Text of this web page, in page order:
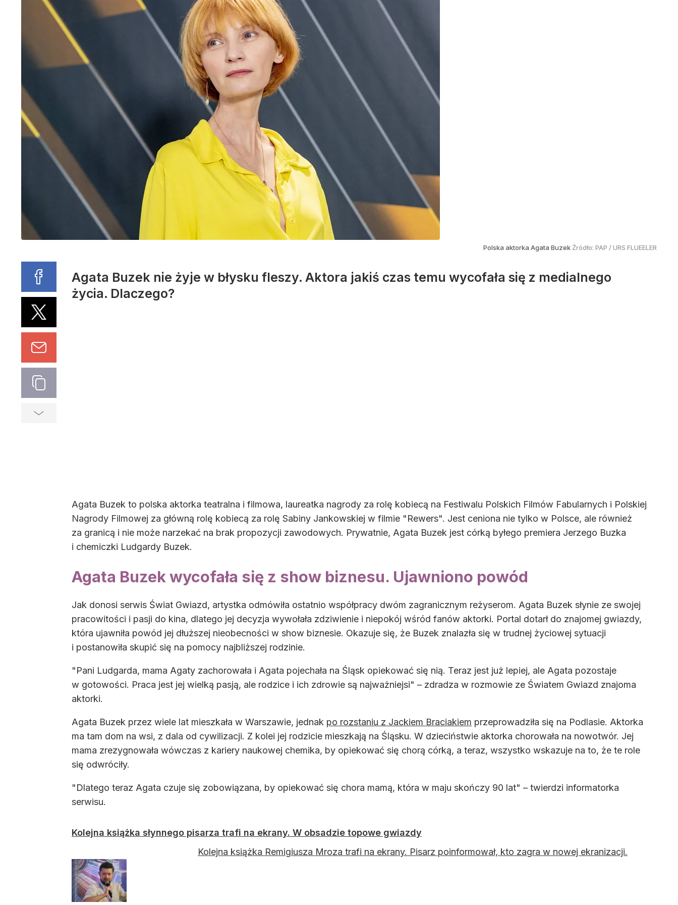
Polska aktorka Agata Buzek Źródło: PAP /URS FLUEELER
Agata Buzek nie żyje w błysku fleszy. Aktora jakiś czas temu wycofała się z medialnego
życia. Dlaczego?
Agata Buzek to polska aktorka teatralna i filmowa, laureatka nagrody za rolę kobiecą na Festiwalu Polskich Filmów Fabularnych i Polskiej
Nagrody Filmowej za główną rolę kobiecą za rolę Sabiny Jankowskiej w filmie "Rewers". Jest ceniona nie tylko w Polsce, ale również
za granicą i nie może narzekać na brak propozycji zawodowych. Prywatnie, Agata Buzek jest córką byłego premiera Jerzego Buzka
i chemiczki Ludgardy Buzek.
Agata Buzek wycofała się z show biznesu. Ujawniono powód
Jak donosi serwis Świat Gwiazd, artystka odmówiła ostatnio współpracy dwóm zagranicznym reżyserom. Agata Buzek słynie ze swojej
pracowitości i pasji do kina, dlatego jej decyzja wywołała zdziwienie i niepokój wśród fanów aktorki. Portal dotarł do znajomej gwiazdy,
która ujawniła powód jej dłuższej nieobecności w show biznesie. Okazuje się, że Buzek znalazła się w trudnej życiowej sytuacji
i postanowiła skupić się na pomocy najbliższej rodzinie.
"Pani Ludgarda, mama Agaty zachorowała i Agata pojechała na Śląsk opiekować się nią. Teraz jest już lepiej, ale Agata pozostaje
w gotowości. Praca jest jej wielką pasją, ale rodzice i ich zdrowie są najważniejsi" – zdradza w rozmowie ze Światem Gwiazd znajoma
aktorki.
Agata Buzek przez wiele lat mieszkała w Warszawie, jednak po rozstaniu z Jackiem Braciakiem przeprowadziła się na Podlasie. Aktorka
ma tam dom na wsi, z dala od cywilizacji. Z kolei jej rodzicie mieszkają na Śląsku. W dzieciństwie aktorka chorowała na nowotwór. Jej
mama zrezygnowała wówczas z kariery naukowej chemika, by opiekować się chorą córką, a teraz, wszystko wskazuje na to, że te role
się odwróciły.
"Dlatego teraz Agata czuje się zobowiązana, by opiekować się chora mamą, która w maju skończy 90 lat" – twierdzi informatorka
serwisu.
Kolejna książka słynnego pisarza trafi na ekrany. W obsadzie topowe gwiazdy
Kolejna książka Remigiusza Mroza trafi na ekrany. Pisarz poinformował, kto zagra w nowej ekranizacji.